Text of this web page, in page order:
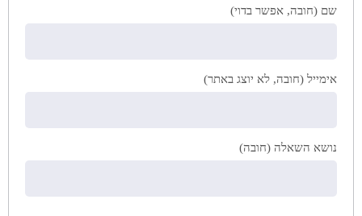
שם (חובה, אפשר בדוי)
אימייל (חובה, לא יוצג באתר)
נושא השאלה (חובה)